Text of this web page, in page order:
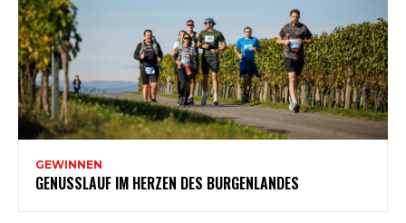
GEWINNEN
GENUSSLAUF IM HERZEN DES BURGENLANDES